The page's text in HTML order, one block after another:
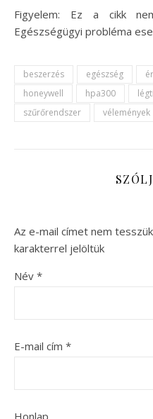
Figyelem: Ez a cikk
Egészségügyi probléma
beszerzés egészség
honeywell
hpa300
szűrőrendszer
vélemények
Az e-mail címet nem
karakterrel jelöltük
Név *
E-mail cím *